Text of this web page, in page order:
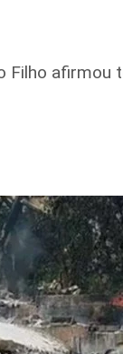
Filho afirmou